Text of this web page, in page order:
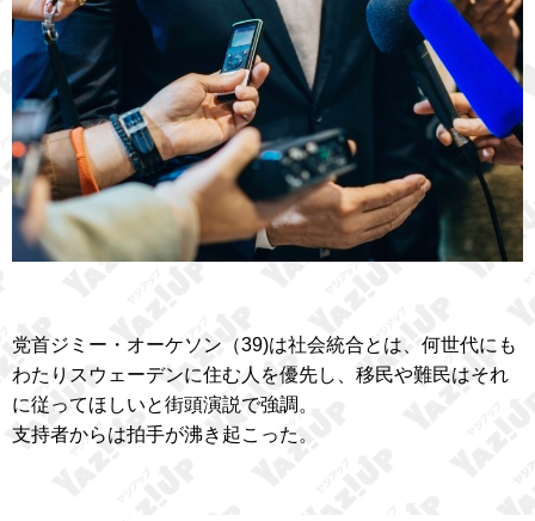
党首ジミー・オーケソン（39)は社会統合とは、何世代にも
わたりスウェーデンに住む人を優先し、移民や難民はそれ
に従ってほしいと街頭演説で強調。
支持者からは拍手が沸き起こった。